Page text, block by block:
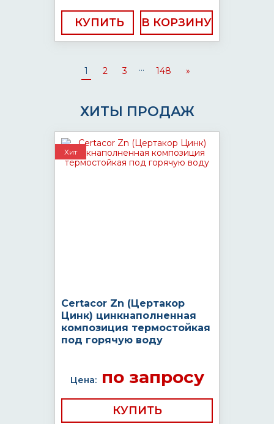
КУПИТЬ
1 2 3 ... 148 »
ХИТЫ ПРОДАЖ
Хит
Certacor Zn (Цертакор
Цинк) цинкнаполненная
композиция термостойкая
под горячую воду
Цена:по запросу
КУПИТЬ